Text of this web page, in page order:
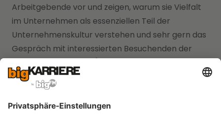
Arbeitgebende vor und zeigen, warum sie Vielfalt
im Unternehmen als essenziellen Teil der
Unternehmenskultur verstehen und sehr gern das
Gespräch mit interessierten Besuchenden der
wichtig ist) suchen.
Gemeinsam erreichen wir